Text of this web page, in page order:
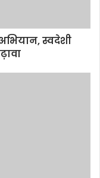
स्वदेशी